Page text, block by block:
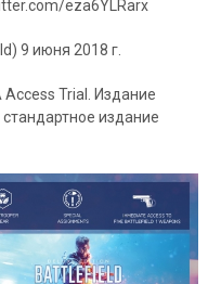
eza6YLRarx
9 июня 2018 г.
Access Trial. Издание
издание